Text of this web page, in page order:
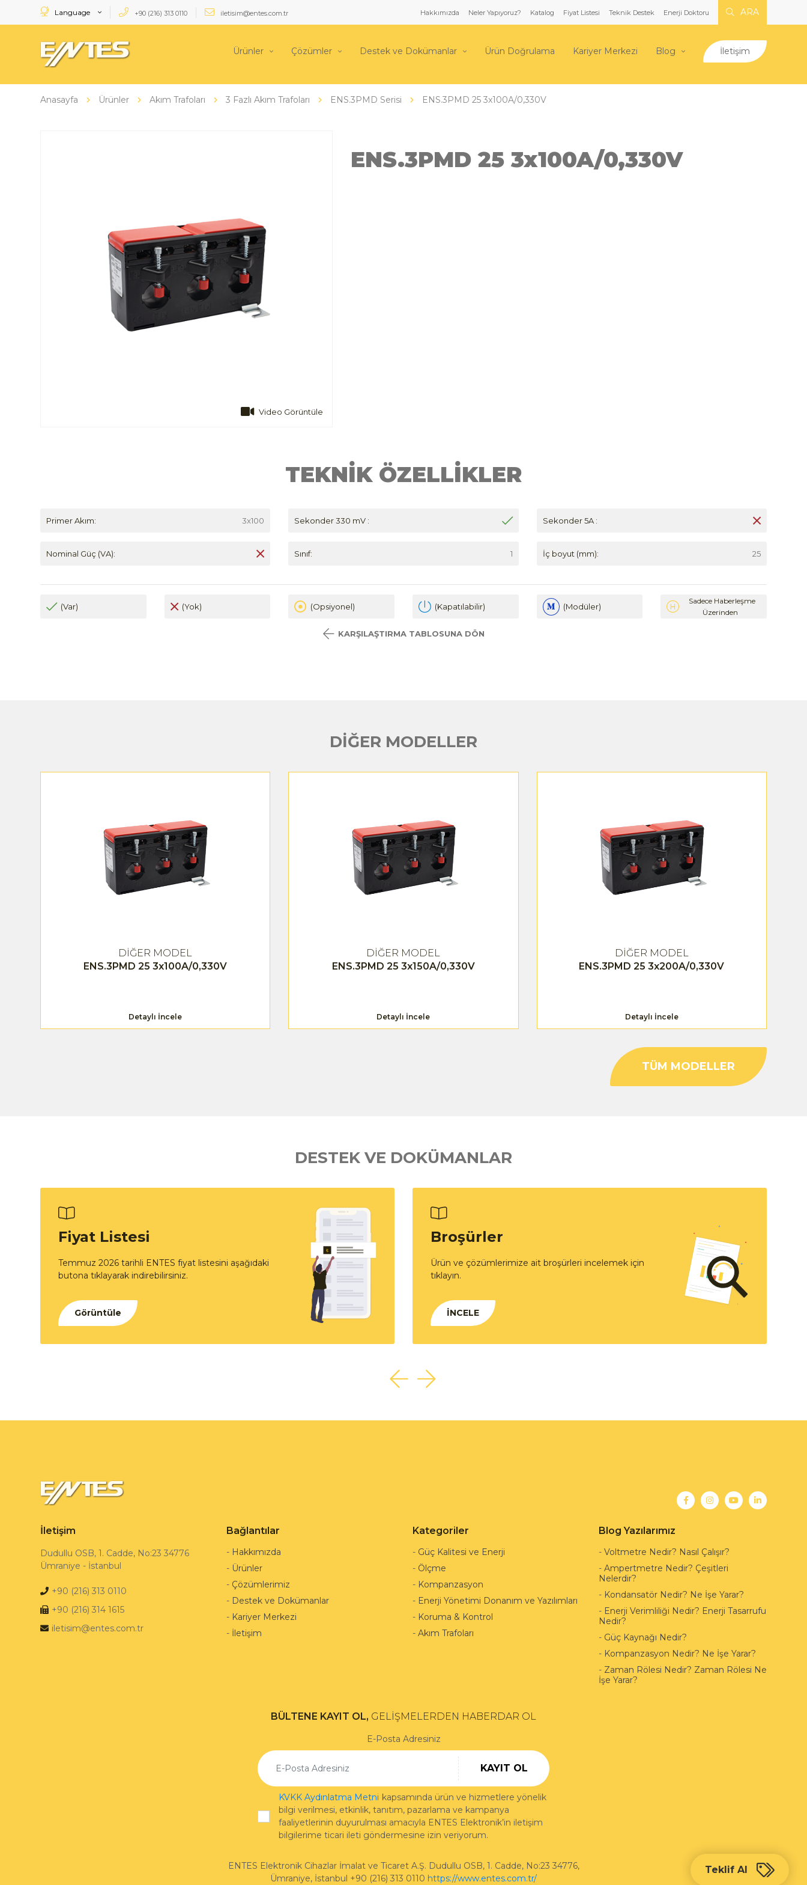
Language +90 (216) 313 0110 iletisim@entes.com.tr Hakkımızda Neler Yapıyoruz? Katalog Fiyat Listesi Teknik Destek Enerji Doktoru ARA
Ürünler Çözümler Destek ve Dokümanlar Ürün Doğrulama Kariyer Merkezi Blog İletişim
Anasayfa Ürünler Akım Trafoları 3 Fazlı Akım Trafoları ENS.3PMD Serisi ENS.3PMD 25 3x100A/0,330V
Video Görüntüle
ENS.3PMD 25 3x100A/0,330V
TEKNİK ÖZELLİKLER
Primer Akım: 3x100 Sekonder 330 mV : Sekonder 5A :
Nominal Güç (VA): Sınıf: 1 İç boyut (mm): 25
(Var) (Yok) (Opsiyonel) (Kapatılabilir) (Modüler)
Sadece Haberleşme
Üzerinden
KARŞILAŞTIRMA TABLOSUNA DÖN
DİĞER MODELLER
DİĞER MODEL
ENS.3PMD 25 3x100A/0,330V
Detaylı İncele
DİĞER MODEL
ENS.3PMD 25 3x150A/0,330V
Detaylı İncele
DİĞER MODEL
ENS.3PMD 25 3x200A/0,330V
Detaylı İncele
TÜM MODELLER
DESTEK VE DOKÜMANLAR
Fiyat Listesi
Temmuz 2026 tarihli ENTES fiyat listesini aşağıdaki
butona tıklayarak indirebilirsiniz.
Görüntüle
Broşürler
Ürün ve çözümlerimize ait broşürleri incelemek için
tıklayın.
İNCELE
İletişim
Dudullu OSB, 1. Cadde, No:23 34776
Ümraniye - İstanbul
+90 (216) 313 0110
+90 (216) 314 1615
iletisim@entes.com.tr
Bağlantılar
- Hakkımızda
- Ürünler
- Çözümlerimiz
- Destek ve Dokümanlar
- Kariyer Merkezi
- İletişim
Kategoriler
- Güç Kalitesi ve Enerji
- Ölçme
- Kompanzasyon
- Enerji Yönetimi Donanım ve Yazılımları
- Koruma & Kontrol
- Akım Trafoları
Blog Yazılarımız
- Voltmetre Nedir? Nasıl Çalışır?
- Ampertmetre Nedir? Çeşitleri
Nelerdir?
- Kondansatör Nedir? Ne İşe Yarar?
- Enerji Verimliliği Nedir? Enerji Tasarrufu
Nedir?
- Güç Kaynağı Nedir?
- Kompanzasyon Nedir? Ne İşe Yarar?
- Zaman Rölesi Nedir? Zaman Rölesi Ne
İşe Yarar?
BÜLTENE KAYIT OL, GELİŞMELERDEN HABERDAR OL
E-Posta Adresiniz
KAYIT OL
KVKK Aydınlatma Metni kapsamında ürün ve hizmetlere yönelik
bilgi verilmesi, etkinlik, tanıtım, pazarlama ve kampanya
faaliyetlerinin duyurulması amacıyla ENTES Elektronik’in iletişim
bilgilerime ticari ileti göndermesine izin veriyorum.
ENTES Elektronik Cihazlar İmalat ve Ticaret A.Ş. Dudullu OSB, 1. Cadde, No:23 34776,
Ümraniye, İstanbul +90 (216) 313 0110 https://www.entes.com.tr/
Teklif Al